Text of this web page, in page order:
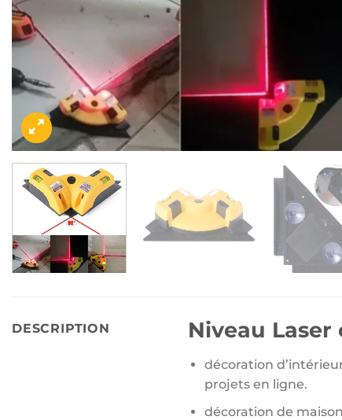
DESCRIPTION Niveau
décoration
projets en ligne.
décoration de